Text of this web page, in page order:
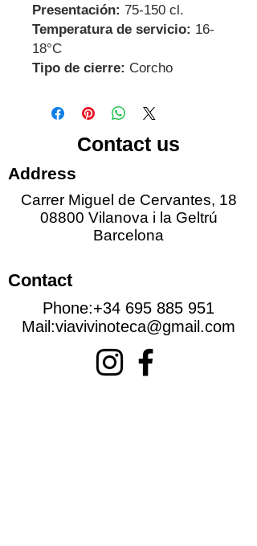
Presentación: 75-150 cl.
Temperatura de servicio: 16-
18°C
Tipo de cierre: Corcho
Contact us
Address
Carrer Miguel de Cervantes, 18
08800 Vilanova i la Geltrú
Barcelona
Contact
Phone:+34 695 885 951
Mail:viavivinoteca@gmail.com